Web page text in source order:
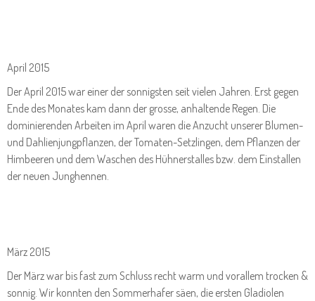
April 2015
Der April 2015 war einer der sonnigsten seit vielen Jahren. Erst gegen
Ende des Monates kam dann der grosse, anhaltende Regen. Die
dominierenden Arbeiten im April waren die Anzucht unserer Blumen-
und Dahlienjungpflanzen, der Tomaten-Setzlingen, dem Pflanzen der
Himbeeren und dem Waschen des Hühnerstalles bzw. dem Einstallen
der neuen Junghennen.
März 2015
Der März war bis fast zum Schluss recht warm und vorallem trocken &
sonnig. Wir konnten den Sommerhafer säen, die ersten Gladiolen